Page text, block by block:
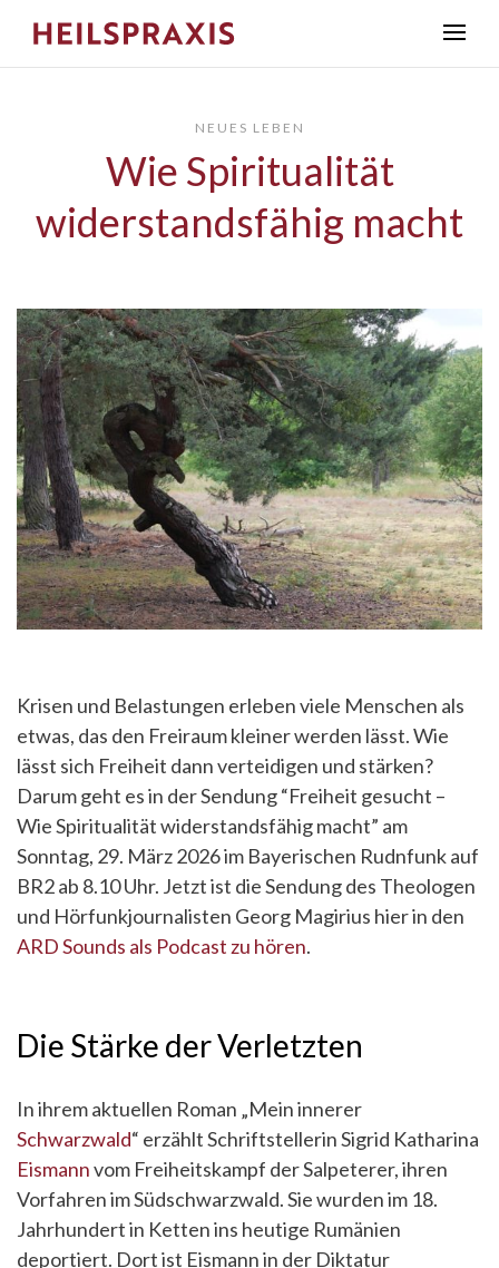
NEUES LEBEN
Wie Spiritualität
widerstandsfähig macht
Krisen und Belastungen erleben viele Menschen als
etwas, das den Freiraum kleiner werden lässt. Wie
lässt sich Freiheit dann verteidigen und stärken?
Darum geht es in der Sendung “Freiheit gesucht –
Wie Spiritualität widerstandsfähig macht” am
Sonntag, 29. März 2026 im Bayerischen Rudnfunk auf
BR2 ab 8.10 Uhr. Jetzt ist die Sendung des Theologen
und Hörfunkjournalisten Georg Magirius hier in den
ARD Sounds als Podcast zu hören.
Die Stärke der Verletzten
In ihrem aktuellen Roman „Mein innerer
Schwarzwald“ erzählt Schriftstellerin Sigrid Katharina
Eismannvom Freiheitskampf der Salpeterer, ihren
Vorfahren im Südschwarzwald. Sie wurden im 18.
Jahrhundert in Ketten ins heutige Rumänien
deportiert. Dort ist Eismann in der Diktatur